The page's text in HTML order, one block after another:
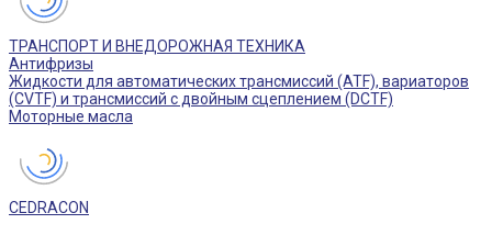
ТРАНСПОРТ И ВНЕДОРОЖНАЯ ТЕХНИКА
Антифризы
Жидкости для автоматических трансмиссий (ATF), вариаторов
(CVTF) и трансмиссий с двойным сцеплением (DCTF)
Моторные масла
CEDRACON